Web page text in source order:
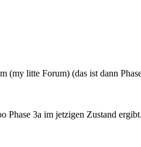
litte Forum) (das ist dann
Phase 3a im jetzigen Zustand ergibt.